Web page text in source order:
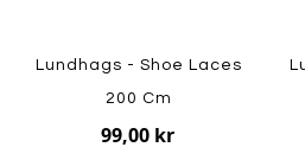
Lundhags - Shoe Laces
200 Cm
99,00 kr